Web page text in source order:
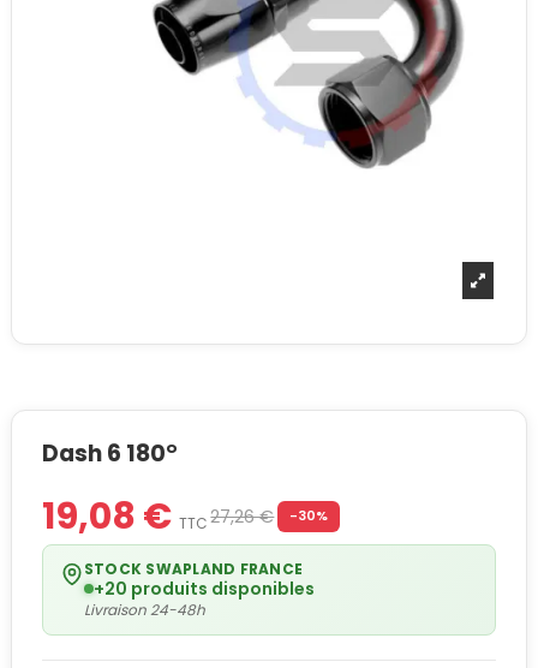
Dash 6 180°
19,08 € TTC27,26 € -30%
STOCK SWAPLAND FRANCE
+20 produits disponibles
Livraison 24-48h